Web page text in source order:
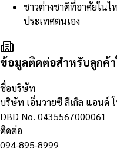
ชาวต่างชาติที่อาศัยในไ
ประเทศตนเอง
ข้อมูลติดต่อสำหรับลูกค้
ชื่อบริษัท
บริษัท เอ็นวายซี ลีเกิล แอนด์
DBD No. 0435567000061
ติดต่อ
094-895-8999